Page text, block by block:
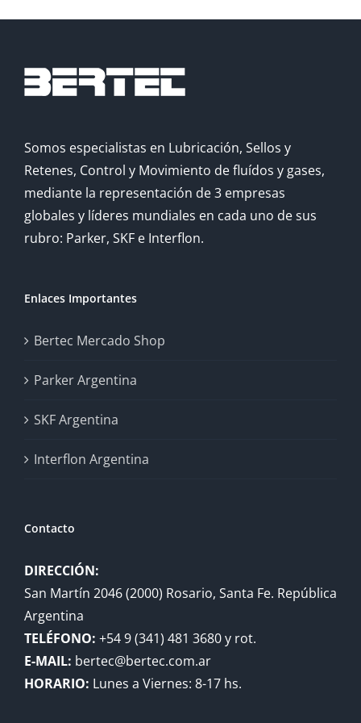
Somos especialistas en Lubricación, Sellos y
Retenes, Control y Movimiento de fluídos y gases,
mediante la representación de 3 empresas
globales y líderes mundiales en cada uno de sus
rubro: Parker, SKF e Interflon.
Enlaces Importantes
Bertec Mercado Shop
Parker Argentina
SKF Argentina
Interflon Argentina
Contacto
DIRECCIÓN:
San Martín 2046 (2000) Rosario, Santa Fe. República
Argentina
TELÉFONO: +54 9 (341) 481 3680 y rot.
E-MAIL: bertec@bertec.com.ar
HORARIO: Lunes a Viernes: 8-17 hs.